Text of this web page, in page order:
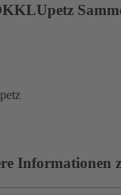
Informationen